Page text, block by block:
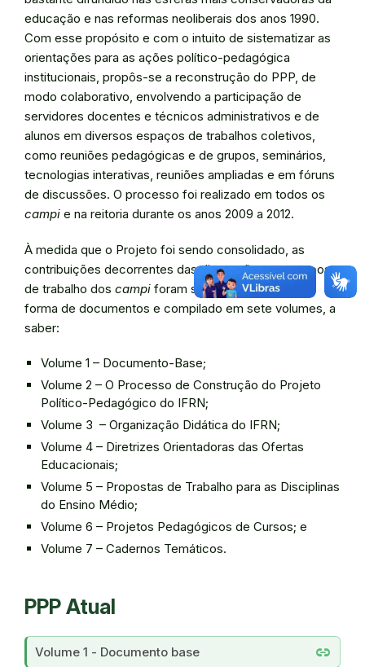
educação e nas reformas neoliberais dos anos 1990.
Com esse propósito e com o intuito de sistematizar as
orientações para as ações político-pedagógica
institucionais, propôs-se a reconstrução do PPP, de
modo colaborativo, envolvendo a participação de
servidores docentes e técnicos administrativos e de
alunos em diversos espaços de trabalhos coletivos,
como reuniões pedagógicas e de grupos, seminários,
tecnologias interativas, reuniões ampliadas e em fóruns
de discussões. O processo foi realizado em todos os
campi e na reitoria durante os anos 2009 a 2012.
À medida que o Projeto foi sendo consolidado, as
contribuições decorrentes das discussões nos grupos
de trabalho dos campi foram sistematizadas sob a
forma de documentos e compilado em sete volumes, a
saber:
Volume 1 – Documento-Base;
Volume 2 – O Processo de Construção do Projeto
Político-Pedagógico do IFRN;
Volume 3 – Organização Didática do IFRN;
Volume 4 – Diretrizes Orientadoras das Ofertas
Educacionais;
Volume 5 – Propostas de Trabalho para as Disciplinas
do Ensino Médio;
Volume 6 – Projetos Pedagógicos de Cursos; e
Volume 7 – Cadernos Temáticos.
PPP Atual
link
Volume 1 - Documento base